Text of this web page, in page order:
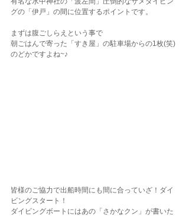
グの「伊戸」の間に位置するポイントです。
まずは腹ごしらえという事で
朝ごはんで寄った「すき屋」の駐車場からの1枚(笑)
のどかですよね~♪
皆様のご協力で出船時間にも間に合っていざ！ダイ
ビングスタート！
ダイビングボートにはあの「さかなクン」が書いた